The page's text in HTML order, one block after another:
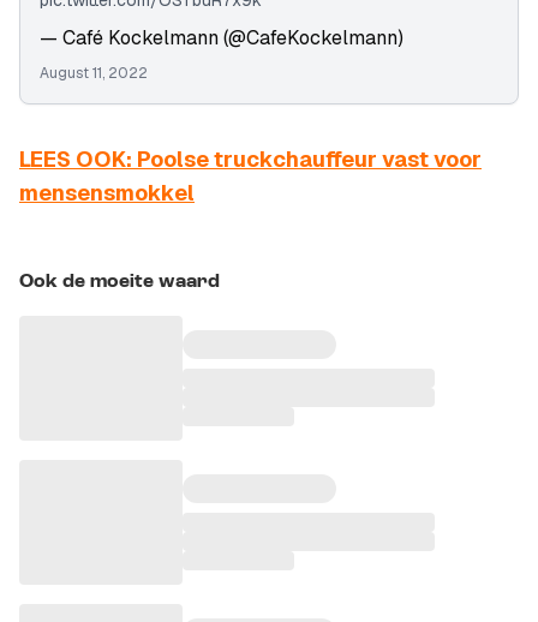
— Café Kockelmann (@CafeKockelmann)
August 11, 2022
LEES OOK: Poolse truckchauffeur vast voor
mensensmokkel
Ook de moeite waard